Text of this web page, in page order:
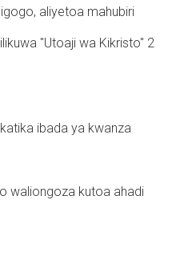
aliyetoa mahubiri
"Utoaji wa Kikristo" 2
ibada ya kwanza
waliongoza kutoa ahadi